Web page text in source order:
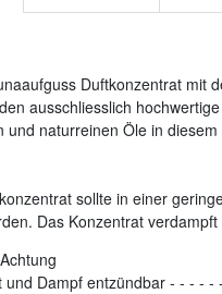
Duftkonzentrat mit
ausschliesslich
und naturreinen Öle in
sollte in einer
Das Konzentrat
Achtung
und Dampf entzündbar - - - - - -